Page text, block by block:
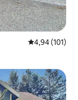
Средна
4,94 (101)